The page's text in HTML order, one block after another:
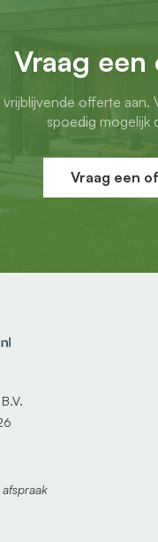
Vraag
vrijblijvende offerte
spoedig mogelijk
Vraag een